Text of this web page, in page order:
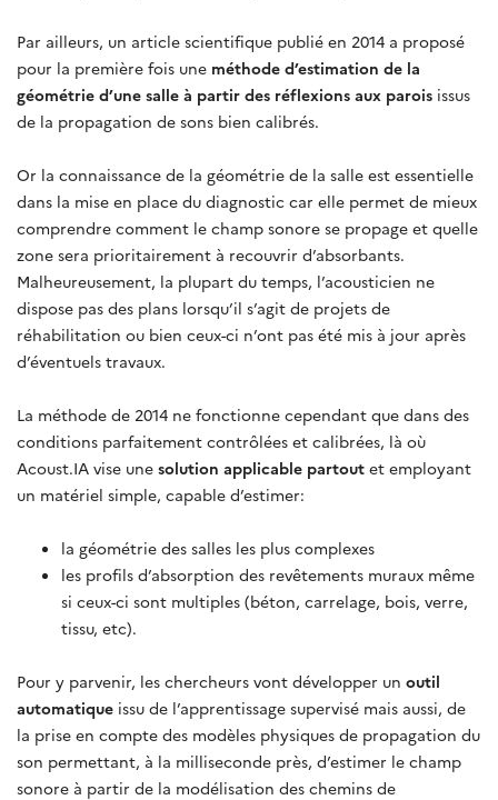
Par ailleurs, un article scientifique publié en 2014 a proposé
pour la première fois une méthode d’estimation de la
géométrie d’une salle à partir des réflexions aux parois issus
de la propagation de sons bien calibrés.
Or la connaissance de la géométrie de la salle est essentielle
dans la mise en place du diagnostic car elle permet de mieux
comprendre comment le champ sonore se propage et quelle
zone sera prioritairement à recouvrir d’absorbants.
Malheureusement, la plupart du temps, l’acousticien ne
dispose pas des plans lorsqu’il s’agit de projets de
réhabilitation ou bien ceux-ci n’ont pas été mis à jour après
d’éventuels travaux.
La méthode de 2014 ne fonctionne cependant que dans des
conditions parfaitement contrôlées et calibrées, là où
Acoust.IA vise une solution applicable partout et employant
un matériel simple, capable d’estimer:
la géométrie des salles les plus complexes
les profils d’absorption des revêtements muraux même
si ceux-ci sont multiples (béton, carrelage, bois, verre,
tissu, etc).
Pour y parvenir, les chercheurs vont développer un outil
automatique issu de l’apprentissage supervisé mais aussi, de
la prise en compte des modèles physiques de propagation du
son permettant, à la milliseconde près, d’estimer le champ
sonore à partir de la modélisation des chemins de